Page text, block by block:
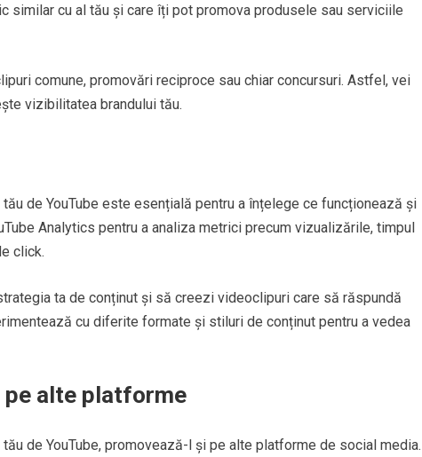
similar cu al tău și care îți pot promova produsele sau serviciile
comune, promovări reciproce sau chiar concursuri. Astfel, vei
vizibilitatea brandului tău.
de YouTube este esențială pentru a înțelege ce funcționează și
Analytics pentru a analiza metrici precum vizualizările, timpul
click.
ta de conținut și să creezi videoclipuri care să răspundă
cu diferite formate și stiluri de conținut pentru a vedea
pe alte platforme
de YouTube, promovează-l și pe alte platforme de social media.